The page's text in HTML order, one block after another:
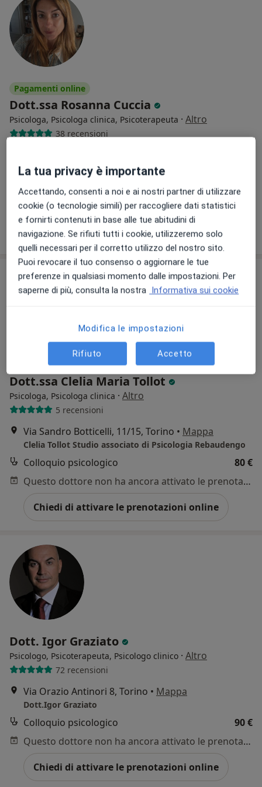
Pagamenti online
Dott.ssa Rosanna Cuccia
Psicologa, Psicologa clinica, Psicoterapeuta · Altro
38 recensioni
Studio Rosanna Cuccia Torino presso MM STUDIO
Colloquio psicologico
Chiedi di attivare le prenotazioni online
Pagamenti online
Dott.ssa Clelia Maria Tollot
Psicologa, Psicologa clinica · Altro
5 recensioni
Via Sandro Botticelli, 11/15, Torino • Mappa
Clelia Tollot Studio associato di Psicologia Rebaudengo
Colloquio psicologico
80 €
Questo dottore non ha ancora attivato le prenotazioni online presso questo indirizzo.
Chiedi di attivare le prenotazioni online
Dott. Igor Graziato
Psicologo, Psicoterapeuta, Psicologo clinico · Altro
72 recensioni
Via Orazio Antinori 8, Torino • Mappa
Dott.Igor Graziato
Colloquio psicologico
90 €
Questo dottore non ha ancora attivato le prenotazioni online presso questo indirizzo.
Chiedi di attivare le prenotazioni online
La tua privacy è importante
Accettando, consenti a noi e ai nostri partner di utilizzare
cookie (o tecnologie simili) per raccogliere dati statistici
e fornirti contenuti in base alle tue abitudini di
navigazione. Se rifiuti tutti i cookie, utilizzeremo solo
quelli necessari per il corretto utilizzo del nostro sito.
Puoi revocare il tuo consenso o aggiornare le tue
preferenze in qualsiasi momento dalle impostazioni. Per
saperne di più, consulta la nostra Informativa sui cookie
Modifica le impostazioni
Rifiuto Accetto